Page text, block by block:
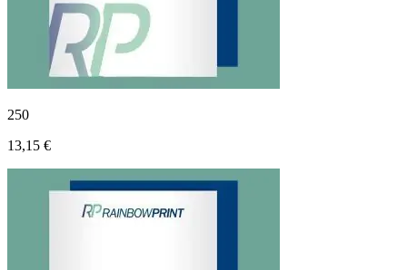
250
13,15 €